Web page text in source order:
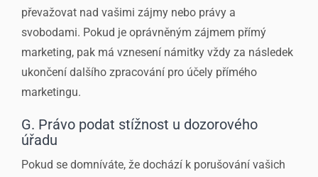
převažovat nad vašimi zájmy nebo právy a
svobodami. Pokud je oprávněným zájmem přímý
marketing, pak má vznesení námitky vždy za následek
ukončení dalšího zpracování pro účely přímého
marketingu.
G. Právo podat stížnost u dozorového
úřadu
Pokud se domníváte, že dochází k porušování vašich